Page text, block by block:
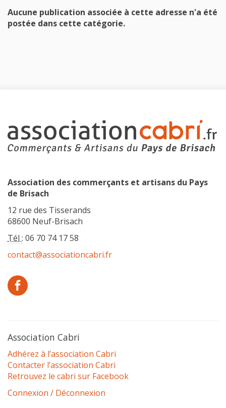
Aucune publication associée à cette adresse n'a été
postée dans cette catégorie.
Association des commerçants et artisans du Pays
de Brisach
12 rue des Tisserands
68600 Neuf-Brisach
Tél : 06 70 74 17 58
contact@associationcabri.fr
Association Cabri
Adhérez à l’association Cabri
Contacter l’association Cabri
Retrouvez le cabri sur Facebook
Connexion / Déconnexion